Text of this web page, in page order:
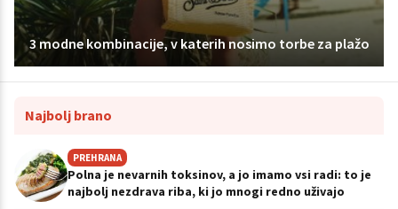
3 modne kombinacije, v katerih nosimo torbe za plažo
Najbolj brano
PREHRANA
Polna je nevarnih toksinov, a jo imamo vsi radi: to je
najbolj nezdrava riba, ki jo mnogi redno uživajo